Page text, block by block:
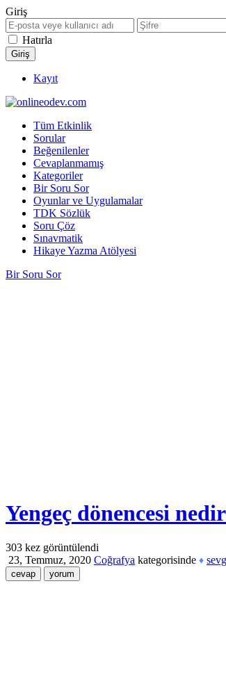
Giriş
Hatırla
Kayıt
Tüm Etkinlik
Sorular
Beğenilenler
Cevaplanmamış
Kategoriler
Bir Soru Sor
Oyunlar ve Uygulamalar
TDK Sözlük
Soru Çöz
Sınavmatik
Hikaye Yazma Atölyesi
Bir Soru Sor
Yengeç dönencesi
303 kez görüntülendi
23, Temmuz, 2020 Coğrafya kategorisinde ♦